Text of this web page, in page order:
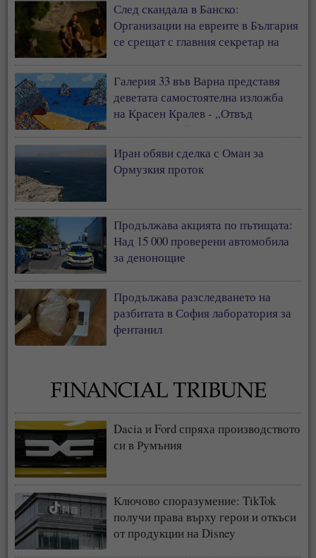
След скандала в Банско:
Организации на евреите в България
се срещат с главния секретар на
Галерия 33 във Варна представя
деветата самостоятелна изложба
на Красен Кралев - „Отвъд
съзерцанието“
Иран обяви сделка с Оман за
Ормузкия проток
Продължава акцията по пътищата:
Над 15 000 проверени автомобила
за денонощие
Продължава разследването на
разбитата в София лаборатория за
фентанил
Dacia и Ford спряха производството
си в Румъния
Ключово споразумение: TikTok
получи права върху герои и откъси
от продукции на Disney